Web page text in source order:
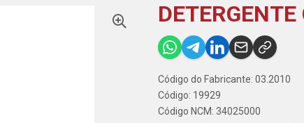
Código do Fabricante: 03.2010
Código: 19929
Código NCM: 34025000